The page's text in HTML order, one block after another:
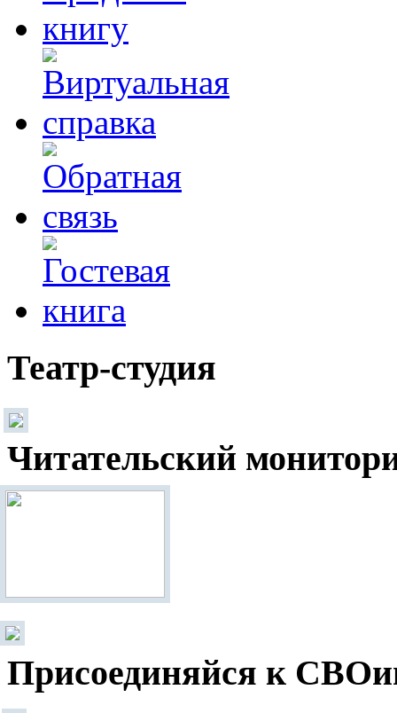
Театр-студия
Читательский
Присоединяйся к